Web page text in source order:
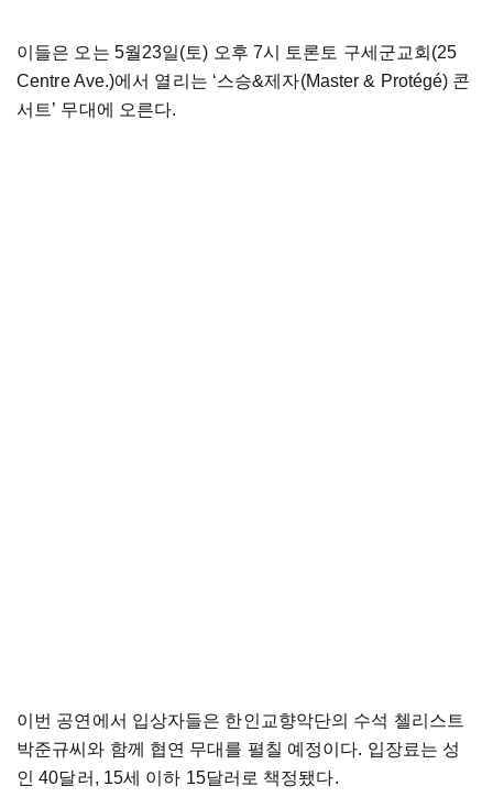
이들은 오는 5월23일(토) 오후 7시 토론토 구세군교회(25
Centre Ave.)에서 열리는 ‘스승&제자(Master & Protégé) 콘
서트’ 무대에 오른다.
이번 공연에서 입상자들은 한인교향악단의 수석 첼리스트
박준규씨와 함께 협연 무대를 펼칠 예정이다. 입장료는 성
인 40달러, 15세 이하 15달러로 책정됐다.